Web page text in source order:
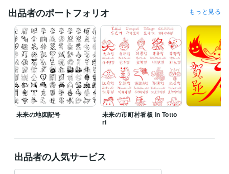
受賞歴
第9回東北障がい者芸術全国公募展 三菱商事賞 令和５年度 あいサポ
ート・アートとっとり展　佳作受賞 鳥取県立バリアフリー美術館で
優秀な作品として選出
資格・検定
書道、習字準四段高等師範免許所持(毛筆、硬筆両方)
取得年 : 2009
年
得意分野
デザイン制作 書体作り
書体
ポリゴンアート
出品者のポートフォリオ もっと見る
未来の地図記号
未来の市町村看板 in Totto
ri
出品者の人気サービス